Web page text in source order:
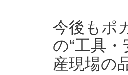
今後もポ
の“工具
産現場の